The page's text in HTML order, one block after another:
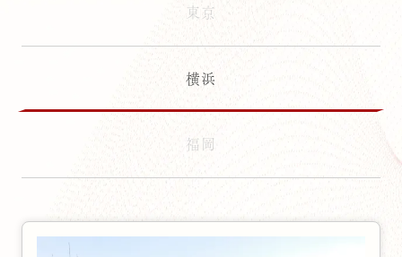
東京
横浜
福岡